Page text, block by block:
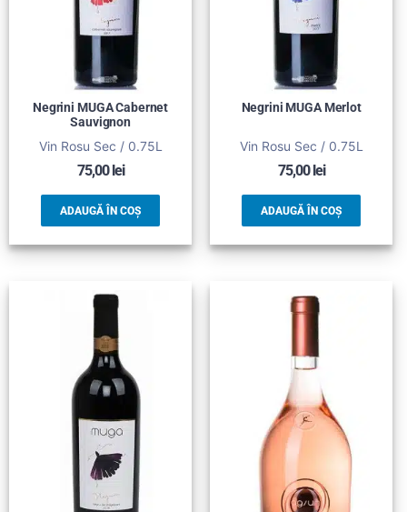
Negrini MUGA Cabernet
Sauvignon
Vin Rosu Sec / 0.75L
75,00lei
ADAUGĂ ÎN COȘ
Negrini MUGA Merlot
Vin Rosu Sec / 0.75L
75,00lei
ADAUGĂ ÎN COȘ